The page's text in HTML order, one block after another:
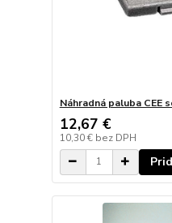
Náhradná paluba CEE
12,67 €
10,30 € bez DPH